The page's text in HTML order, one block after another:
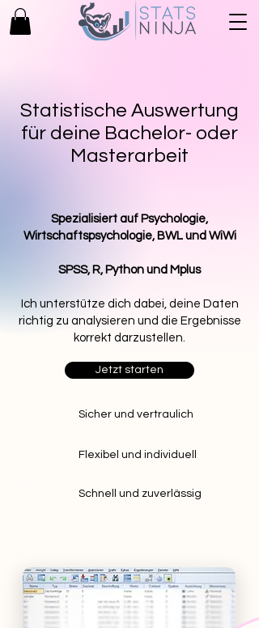
Statistische Auswertung
für deine Bachelor- oder
Masterarbeit
Spezialisiert auf Psychologie,
Wirtschaftspsychologie, BWL und WiWi
SPSS, R, Python und Mplus
Ich unterstütze dich dabei, deine Daten
richtig zu analysieren und die Ergebnisse
korrekt darzustellen.
Jetzt starten
Sicher und vertraulich
Flexibel und individuell
Schnell und zuverlässig